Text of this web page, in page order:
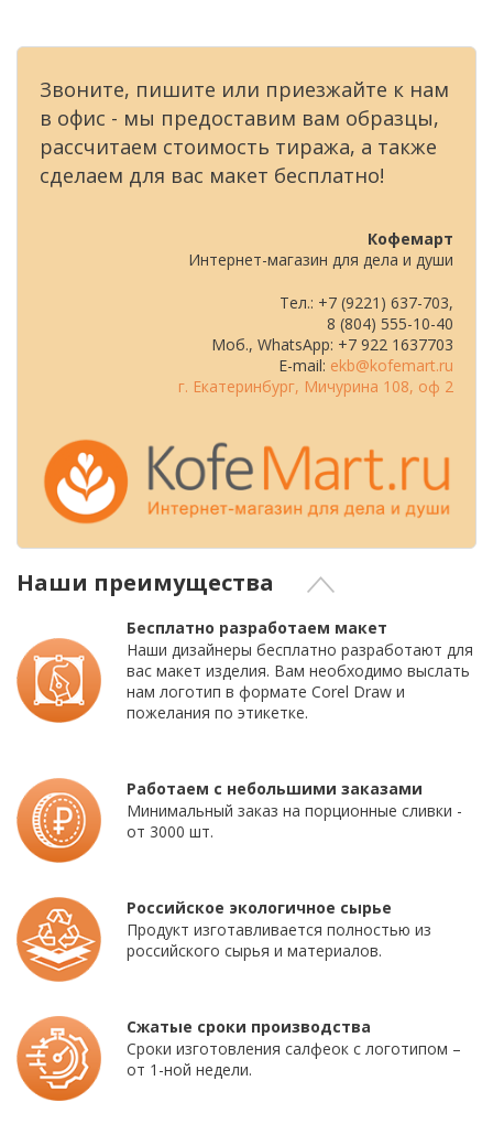
Звоните, пишите или приезжайте к нам
в офис - мы предоставим вам образцы,
рассчитаем стоимость тиража, а также
сделаем для вас макет бесплатно!
Кофемарт
Интернет-магазин для дела и души
Тел.: +7 (9221) 637-703,
8 (804) 555-10-40
Моб., WhatsApp: +7 922 1637703
E-mail: ekb@kofemart.ru
г. Екатеринбург, Мичурина 108, оф 2
Наши преимущества
Бесплатно разработаем макет
Наши дизайнеры бесплатно разработают для
вас макет изделия. Вам необходимо выслать
нам логотип в формате Corel Draw и
пожелания по этикетке.
Работаем с небольшими заказами
Минимальный заказ на порционные сливки -
от 3000 шт.
Российское экологичное сырье
Продукт изготавливается полностью из
российского сырья и материалов.
Сжатые сроки производства
Сроки изготовления салфеок с логотипом –
от 1-ной недели.